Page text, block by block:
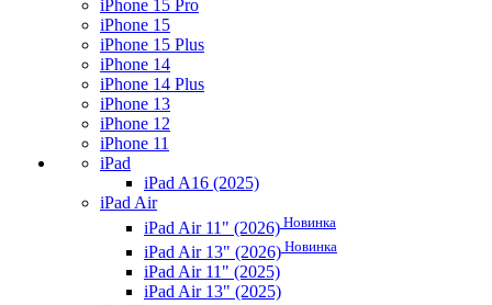
iPhone 15 Pro
iPhone 15
iPhone 15 Plus
iPhone 14
iPhone 14 Plus
iPhone 13
iPhone 12
iPhone 11
iPad
iPad A16 (2025)
iPad Air
iPad Air 11" (2026) Новинка
iPad Air 13" (2026) Новинка
iPad Air 11" (2025)
iPad Air 13" (2025)